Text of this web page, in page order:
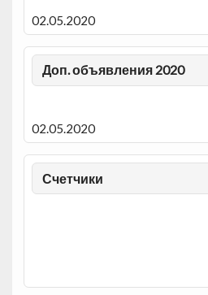
02.05.2020
Доп. объявления 2020
02.05.2020
Счетчики